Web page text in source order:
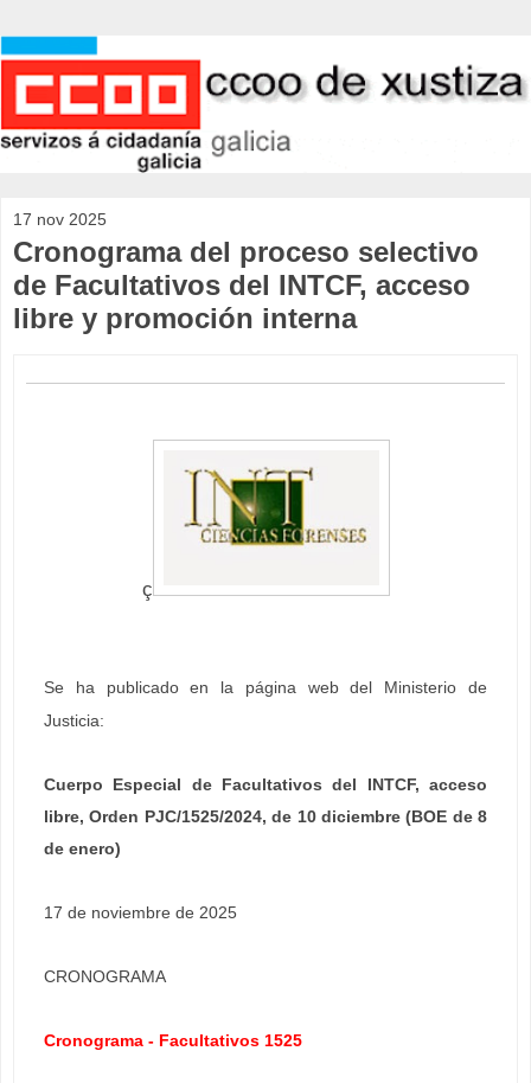
17 nov 2025
Cronograma del proceso selectivo
de Facultativos del INTCF, acceso
libre y promoción interna
ç
Se ha publicado en la página web del Ministerio de
Justicia:
Cuerpo Especial de Facultativos del INTCF, acceso
libre, Orden PJC/1525/2024, de 10 diciembre (BOE de 8
de enero)
17 de noviembre de 2025
CRONOGRAMA
Cronograma - Facultativos 1525